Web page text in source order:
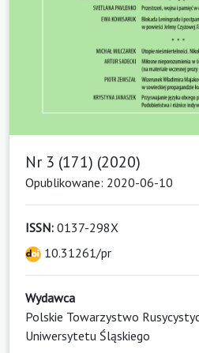
Nr 3 (171) (2020)
Opublikowane: 2020-06-10
ISSN: 0137-298X
10.31261/pr
Wydawca
Polskie Towarzystwo
Uniwersytetu Śląskiego